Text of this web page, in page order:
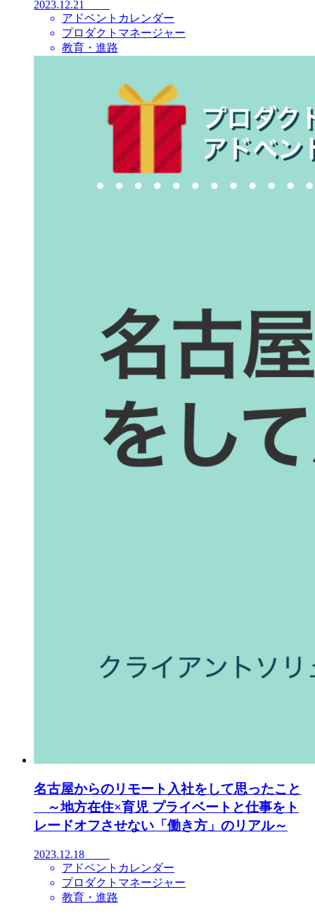
2023.12.21
アドベントカレンダー
プロダクトマネージャー
教育・進路
名古屋からのリモート入社をして思ったこと
～地方在住×育児 プライベートと仕事をト
レードオフさせない「働き方」のリアル～
2023.12.18
アドベントカレンダー
プロダクトマネージャー
教育・進路